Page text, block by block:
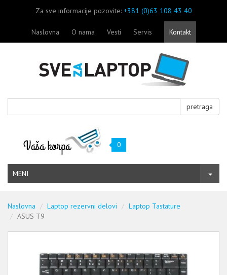
Za sve informacije pozovite: +381 (0)63 108 43 40
Naslovna O nama Vesti Servis Kontakt
pretraga
0
MENI
Naslovna Laptop rezervni delovi
Laptop Tastature
ASUS T9